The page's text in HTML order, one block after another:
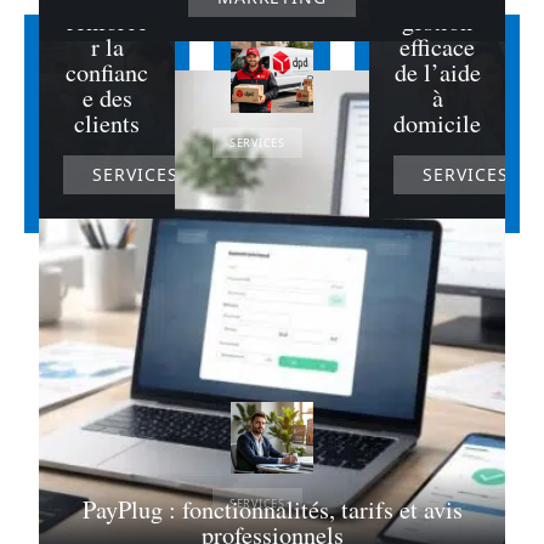
PayPlug : fonctionnalités, tarifs et avis
professionnels
renforce
r la
confianc
e des
clients
SERVICES
SERVICES
Pourquoi
choisir DPD
: numéro de
téléphone
gratuit pour
une
assistance
rapide ?
23 janvier 2026
SERVICES
gestion
efficace
de l’aide
à
domicile
SERVICES